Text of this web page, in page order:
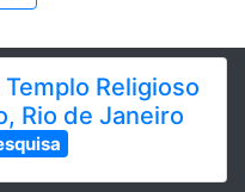
Religioso
Rio de Janeiro